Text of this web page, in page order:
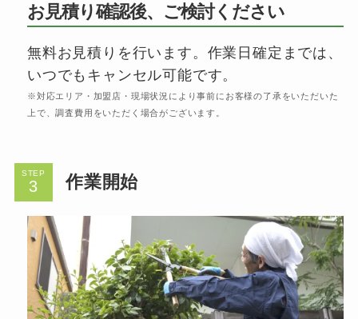
お見積り確認後、ご検討ください
無料お見積りを行います。作業日確定までは、
いつでもキャンセル可能です。
※対応エリア・加盟店・現場状況により事前にお客様の了承をいただいた
上で、調査費用をいただく場合がございます。
STEP 作業開始